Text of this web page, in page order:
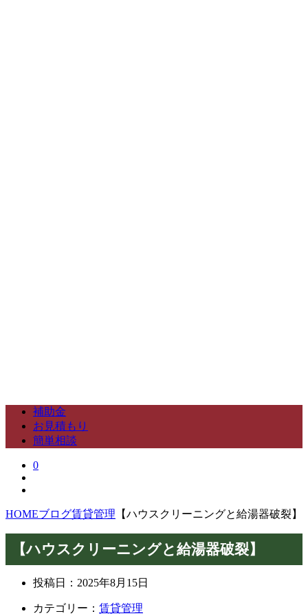
補助金
お見積もり
簡単相談
0
HOMEブログ賃貸管理 【ハウスクリーニングと給湯器破裂】
【ハウスクリーニングと給湯器破裂】
投稿日： 2025年8月15日
カテゴリー： 賃貸管理